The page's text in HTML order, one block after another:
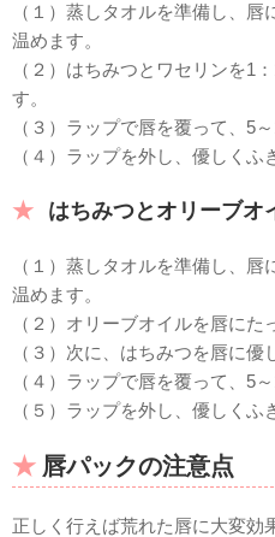
（１）蒸しタオルを準備し、
温めます。
（２）はちみつとワセリンを1
す。
（３）ラップで唇を覆って、5
（４）ラップを外し、優しくふ
はちみつとオリーブオ
（１）蒸しタオルを準備し、
温めます。
（２）オリーブオイルを唇にた
（３）次に、はちみつを唇に優
（４）ラップで唇を覆って、5
（５）ラップを外し、優しくふ
唇パックの注意点
正しく行えば荒れた唇に大変効